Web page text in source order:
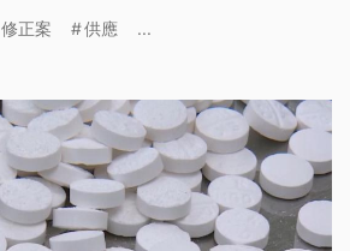
修正案 供應 ...